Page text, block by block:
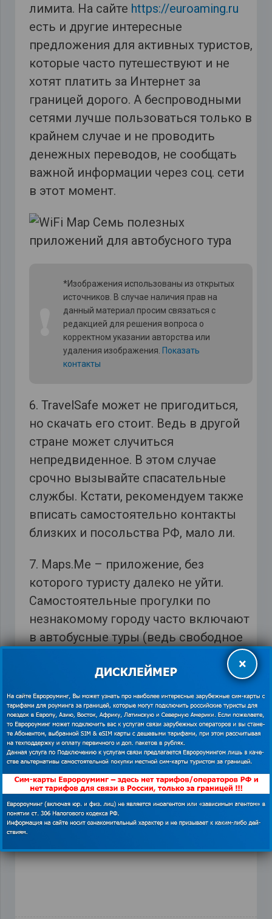
лимита. На сайте https://euroaming.ru
есть и другие интересные
предложения для активных туристов,
которые часто путешествуют и не
хотят платить за Интернет за
границей дорого. А беспроводными
сетями лучше пользоваться только в
крайнем случае и не проводить
денежных переводов, не сообщать
важной информации через соц. сети
в этот момент.
*Изображения использованы из открытых
источников. В случае наличия прав на
данный материал просим связаться с
редакцией для решения вопроса о
корректном указании авторства или
удаления изображения. Показать
контакты
6. TravelSafe может не пригодиться,
но скачать его стоит. Ведь в другой
стране может случиться
непредвиденное. В этом случае
срочно вызывайте спасательные
службы. Кстати, рекомендуем также
вписать самостоятельно контакты
близких и посольства РФ, мало ли.
7. Maps.Me – приложение, без
которого туристу далеко не уйти.
Самостоятельные прогулки по
незнакомому городу часто включают
в автобусные туры (ведь свободное
время обязательно). Если планируете
гулять и рассматривать
достопримечательности, скачайте
обязательно.
Flush - toilet finder,XE Currency,мобильный
интернет за границей
приложения для автобусного тура
автобусом
×